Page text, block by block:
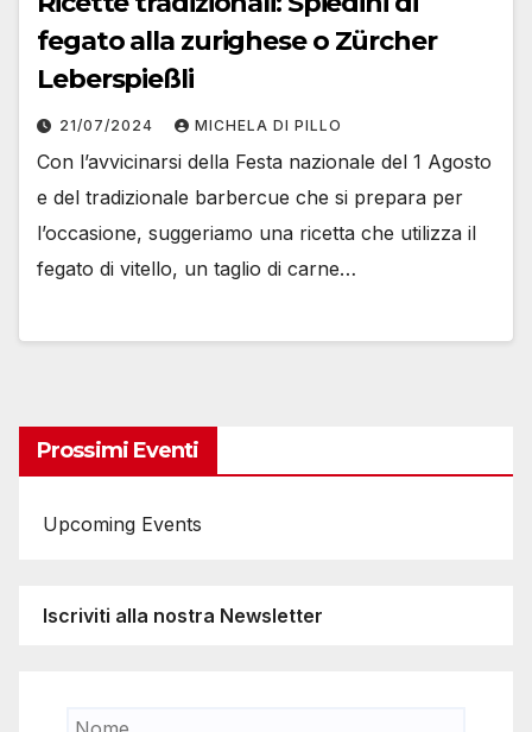
fegato alla zurighese o Zürcher
Leberspießli
21/07/2024 MICHELA DI PILLO
Con l’avvicinarsi della Festa nazionale del 1 Agosto
e del tradizionale barbercue che si prepara per
l’occasione, suggeriamo una ricetta che utilizza il
fegato di vitello, un taglio di carne…
Prossimi Eventi
Upcoming Events
Iscriviti alla nostra Newsletter